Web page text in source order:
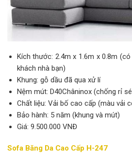
Kích thước: 2.4m x 1.6m x 0.8m
khách nhà bạn)
Khung: gỗ dầu đã qua xử lí
Nệm mút: D40Châninox (chống rỉ
Chất liệu: Vải bố cao cấp (màu vải
Bảo hành: 5 năm (khung và mút)
Giá: 9.500.000 VNĐ
Sofa Băng Da Cao Cấp H-247